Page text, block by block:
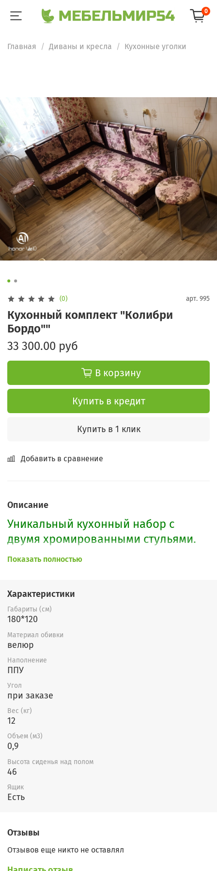
0
Главная Диваны и кресла Кухонные уголки
(0) арт. 995
Кухонный комплект "Колибри
Бордо""
33 300.00 руб
В корзину
Купить в кредит
Купить в 1 клик
Добавить в сравнение
Описание
Уникальный кухонный набор с
двумя хромированными стульями.
На высокоэластичном ППУ.
и идеально подойдет для Вашей
кухни. Имеет 2 объемных ящика.
Угол можно заказать на любую
сторону.
По Вашему желанию возможно
изменить размеры, сделать диван со
спальным местом, выбрать
цветовую гамму и любые ткани.
Показать полностью
Характеристики
Габариты (см)
180*120
Материал обивки
велюр
Наполнение
ППУ
Угол
при заказе
Вес (кг)
12
Объем (м3)
0,9
Высота сиденья над полом
46
Ящик
Есть
Отзывы
Отзывов еще никто не оставлял